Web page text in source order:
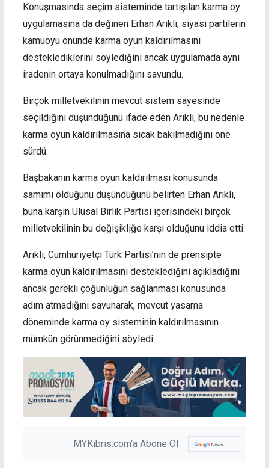
Konuşmasında seçim sisteminde tartışılan karma oy
uygulamasına da değinen Erhan Arıklı, siyasi partilerin
kamuoyu önünde karma oyun kaldırılmasını
desteklediklerini söylediğini ancak uygulamada aynı
iradenin ortaya konulmadığını savundu.
Birçok milletvekilinin mevcut sistem sayesinde
seçildiğini düşündüğünü ifade eden Arıklı, bu nedenle
karma oyun kaldırılmasına sıcak bakılmadığını öne
sürdü.
Başbakanın karma oyun kaldırılması konusunda
samimi olduğunu düşündüğünü belirten Erhan Arıklı,
buna karşın Ulusal Birlik Partisi içerisindeki birçok
milletvekilinin bu değişikliğe karşı olduğunu iddia etti.
Arıklı, Cumhuriyetçi Türk Partisi’nin de prensipte
karma oyun kaldırılmasını desteklediğini açıkladığını
ancak gerekli çoğunluğun sağlanması konusunda
adım atmadığını savunarak, mevcut yasama
döneminde karma oy sisteminin kaldırılmasının
mümkün görünmediğini söyledi.
MYKibris.com'a Abone Ol